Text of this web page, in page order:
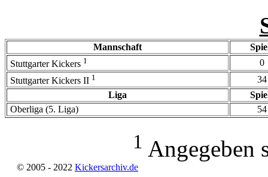
Mannschaft
Stuttgarter Kickers 1
0
Stuttgarter Kickers II 1
34
Liga
Oberliga (5. Liga)
54
1 Angegeben
© 2005 - 2022 Kickersarchiv.de